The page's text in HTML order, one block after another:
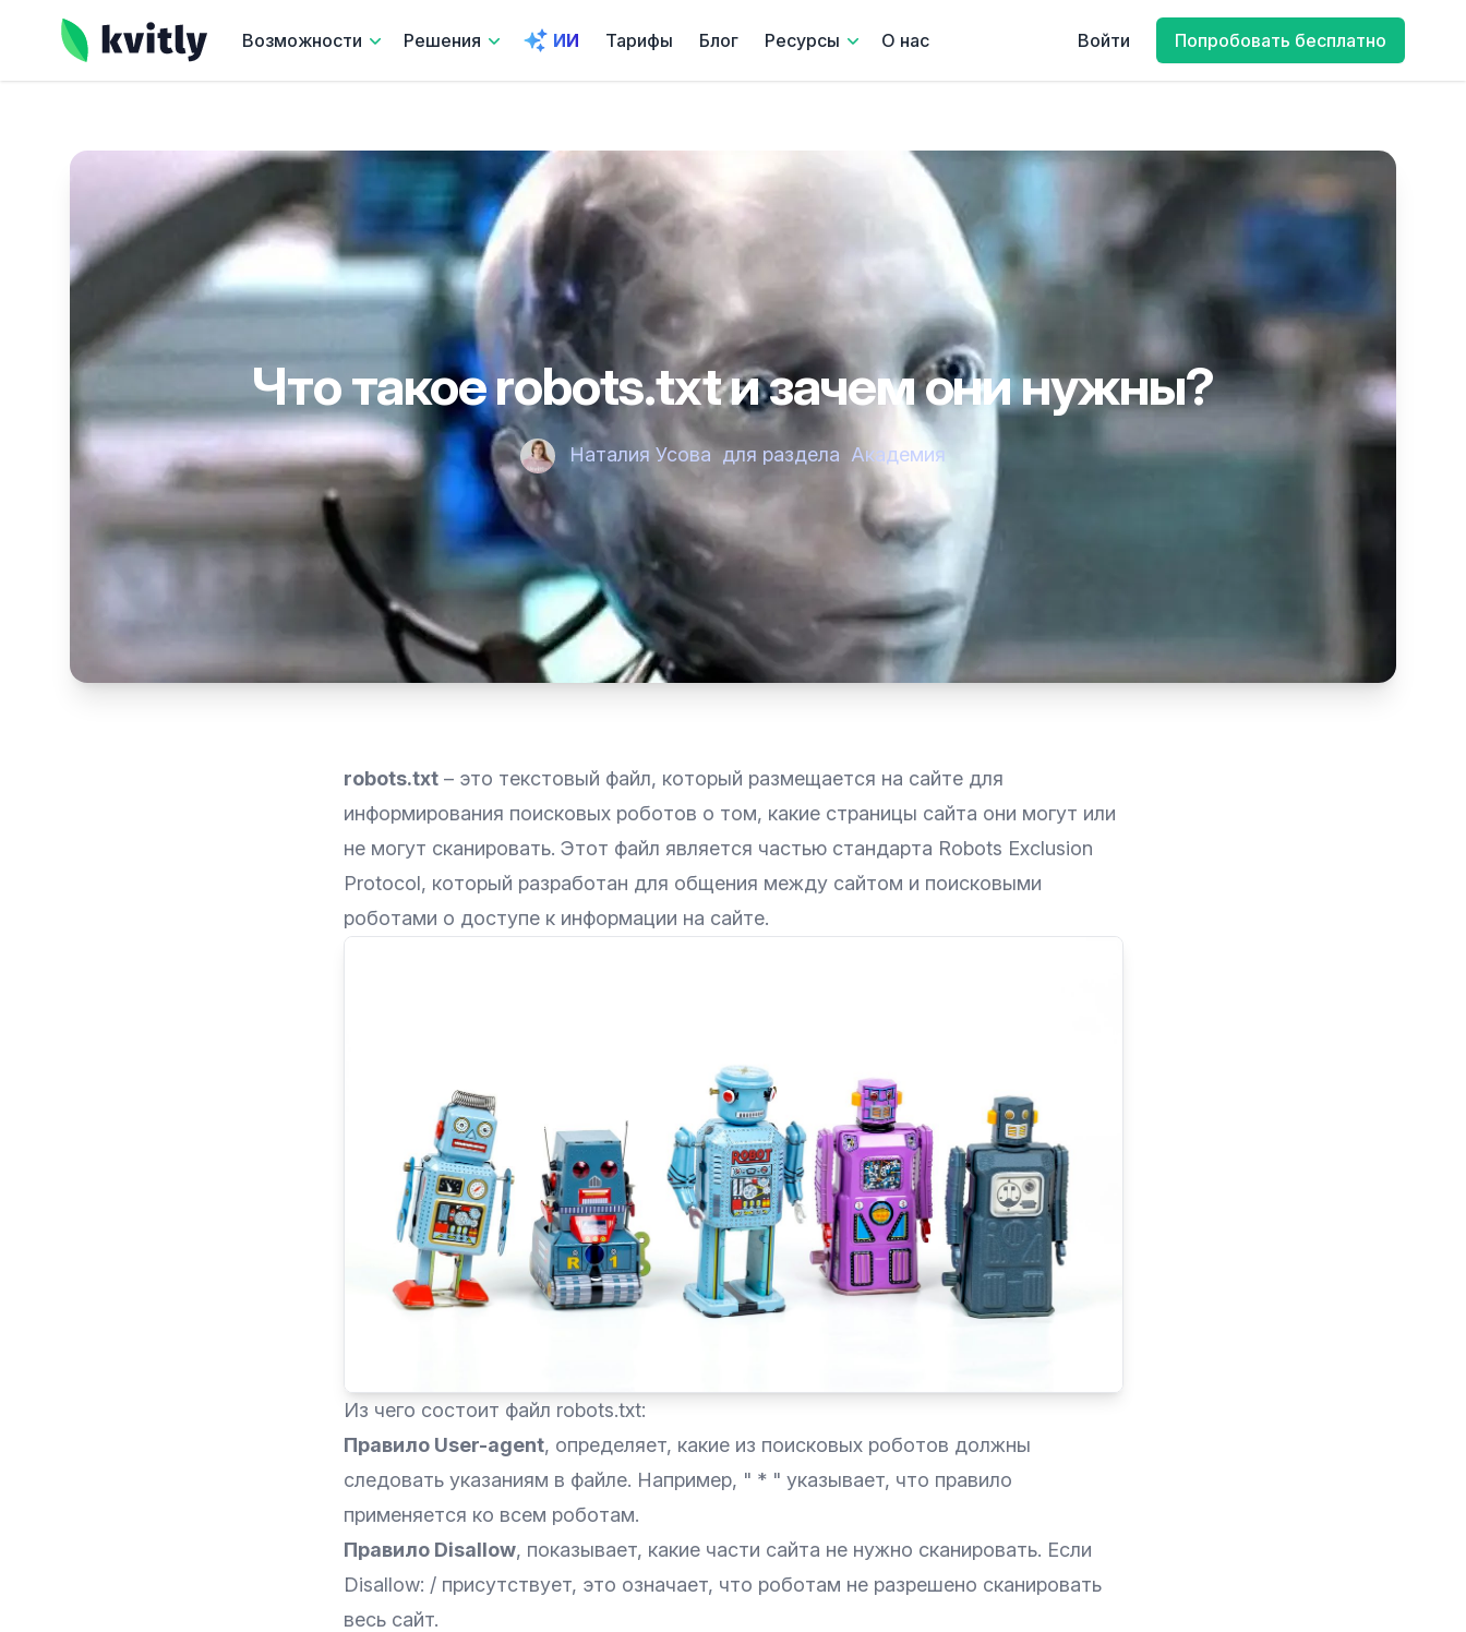
kvitly Возможности Решения ИИ Тарифы Блог Ресурсы О нас Войти Попробовать бесплатно
Что такое robots.txt и зачем они нужны?
Наталия Усовадля раздела Академия
robots.txt– это текстовый файл, который размещается на сайте для
информирования поисковых роботов о том, какие страницы сайта они могут или
не могут сканировать. Этот файл является частью стандарта Robots Exclusion
Protocol, который разработан для общения между сайтом и поисковыми
роботами о доступе к информации на сайте.
Из чего состоит файл robots.txt:
Правило User-agent, определяет, какие из поисковых роботов должны
следовать указаниям в файле. Например, " * " указывает, что правило
применяется ко всем роботам.
Правило Disallow, показывает, какие части сайта не нужно сканировать. Если
Disallow: / присутствует, это означает, что роботам не разрешено сканировать
весь сайт.